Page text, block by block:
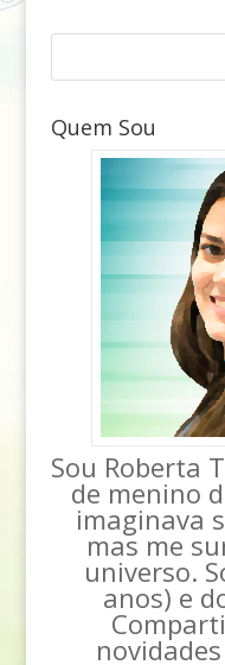
Quem Sou
Sou Roberta
de menino
imaginava
mas me
universo.
anos) e